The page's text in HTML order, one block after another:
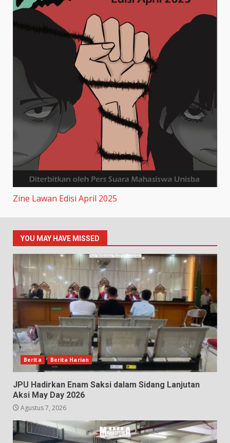
Zine Lawan Edisi April 2025
YOU MAY HAVE MISSED
Berita Berita Harian
JPU Hadirkan Enam Saksi dalam Sidang Lanjutan
Aksi May Day 2026
Agustus 7, 2026